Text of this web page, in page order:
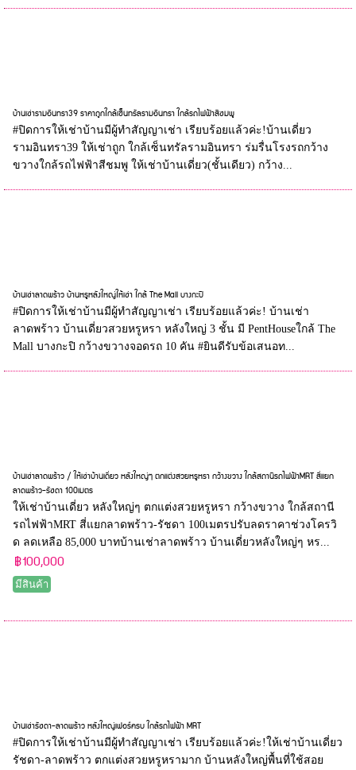
บ้านเช่ารามอินทรา39 ราคาถูกใกล้เซ็นทรัลรามอินทรา ใกล้รถไฟฟ้าสีชมพู
#ปิดการให้เช่าบ้านมีผู้ทำสัญญาเช่า เรียบร้อยแล้วค่ะ!บ้านเดี่ยว
รามอินทรา39 ให้เช่าถูก ใกล้เซ็นทรัลรามอินทรา ร่มรื่นโรงรถกว้าง
ขวางใกล้รถไฟฟ้าสีชมพู ให้เช่าบ้านเดี่ยว(ชั้นเดียว) กว้าง...
บ้านเช่าลาดพร้าว บ้านหรูหลังใหญ่ให้เช่า ใกล้ The Mall บางกะปิ
#ปิดการให้เช่าบ้านมีผู้ทำสัญญาเช่า เรียบร้อยแล้วค่ะ! บ้านเช่า
ลาดพร้าว บ้านเดี่ยวสวยหรูหรา หลังใหญ่ 3 ชั้น มี PentHouseใกล้ The
Mall บางกะปิ กว้างขวางจอดรถ 10 คัน #ยินดีรับข้อเสนอท...
บ้านเช่าลาดพร้าว / ให้เช่าบ้านเดี่ยว หลังใหญ่ๆ ตกแต่งสวยหรูหรา กว้างขวาง ใกล้สถานีรถไฟฟ้าMRT สี่แยก
ลาดพร้าว-รัชดา 100เมตร
ให้เช่าบ้านเดี่ยว หลังใหญ่ๆ ตกแต่งสวยหรูหรา กว้างขวาง ใกล้สถานี
รถไฟฟ้าMRT สี่แยกลาดพร้าว-รัชดา 100เมตรปรับลดราคาช่วงโครวิ
ด ลดเหลือ 85,000 บาทบ้านเช่าลาดพร้าว บ้านเดี่ยวหลังใหญ่ๆ หร...
฿100,000
มีสินค้า
บ้านเช่ารัชดา-ลาดพร้าว หลังใหญ่เฟอร์ครบ ใกล้รถไฟฟ้า MRT
#ปิดการให้เช่าบ้านมีผู้ทำสัญญาเช่า เรียบร้อยแล้วค่ะ!ให้เช่าบ้านเดี่ยว
รัชดา-ลาดพร้าว ตกแต่งสวยหรูหรามาก บ้านหลังใหญ่พื้นที่ใช้สอย